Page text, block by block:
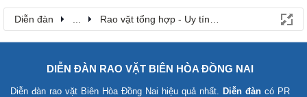
Diễn đàn Rao vặt tổng hợp - Uy tín - Miễn phí
DIỄN ĐÀN RAO VẶT BIÊN HÒA ĐỒNG NAI
Diễn đàn rao vặt Biên Hòa Đồng Nai hiệu quả nhất. Diễn đàn có PR